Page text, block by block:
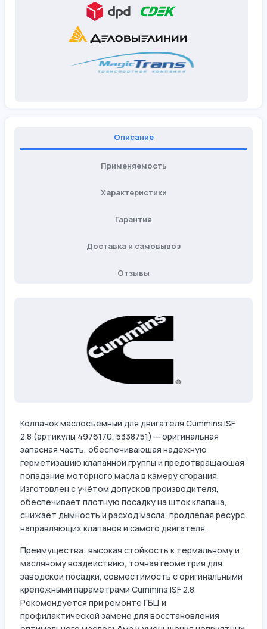
Описание
Применяемость
Характеристики
Гарантия
Доставка и самовывоз
Отзывы
Колпачок маслосъёмный для двигателя Cummins ISF
2.8 (артикулы 4976170, 5338751) — оригинальная
запасная часть, обеспечивающая надежную
герметизацию клапанной группы и предотвращающая
попадание моторного масла в камеру сгорания.
Изготовлен с учётом допусков производителя,
обеспечивает плотную посадку на шток клапана,
снижает дымность и расход масла, продлевая ресурс
направляющих клапанов и самого двигателя.
Преимущества: высокая стойкость к термальному и
масляному воздействию, точная геометрия для
заводской посадки, совместимость с оригинальными
крепёжными параметрами Cummins ISF 2.8.
Рекомендуется при ремонте ГБЦ и
профилактической замене для восстановления